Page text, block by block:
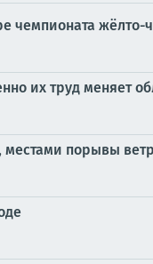
чемпионата
их труд меняет
местами порывы